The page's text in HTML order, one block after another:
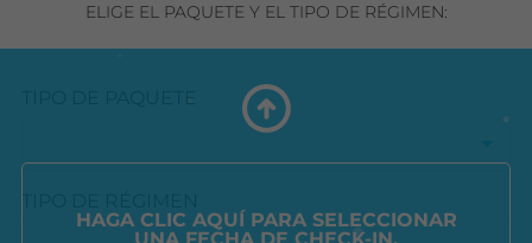
ELIGE EL PAQUETE Y EL TIPO DE RÉGIMEN:
HAGA CLIC AQUÍ PARA SELECCIONAR
TIPO DE PAQUETE